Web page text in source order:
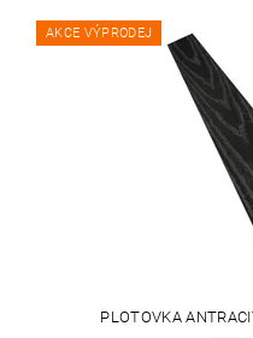
AKCE VÝPRODEJ
PLOTOVKA